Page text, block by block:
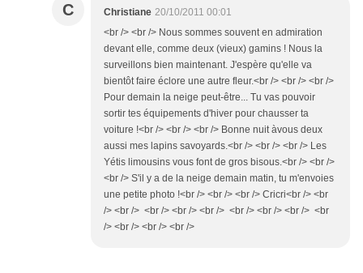
C Christiane 20/10/2011 00:01
<br /> <br /> Nous sommes souvent en admiration
devant elle, comme deux (vieux) gamins ! Nous la
surveillons bien maintenant. J'espère qu'elle va
bientôt faire éclore une autre fleur.<br /> <br /> <br />
Pour demain la neige peut-être... Tu vas pouvoir
sortir tes équipements d'hiver pour chausser ta
voiture !<br /> <br /> <br /> Bonne nuit àvous deux
aussi mes lapins savoyards.<br /> <br /> <br /> Les
Yétis limousins vous font de gros bisous.<br /> <br />
<br /> S'il y a de la neige demain matin, tu m'envoies
une petite photo !<br /> <br /> <br /> Cricri<br /> <br
/> <br /> <br /> <br /> <br /> <br /> <br /> <br /> <br
/> <br /> <br /> <br />